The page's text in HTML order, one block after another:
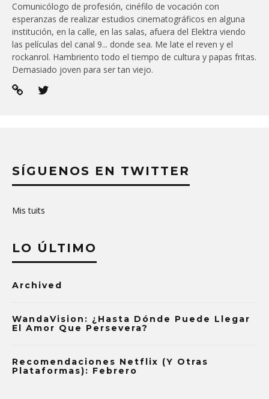
Comunicólogo de profesión, cinéfilo de vocación con
esperanzas de realizar estudios cinematográficos en alguna
institución, en la calle, en las salas, afuera del Elektra viendo
las películas del canal 9... donde sea. Me late el reven y el
rockanrol. Hambriento todo el tiempo de cultura y papas fritas.
Demasiado joven para ser tan viejo.
SÍGUENOS EN TWITTER
Mis tuits
LO ÚLTIMO
Archived
WandaVision: ¿Hasta Dónde Puede Llegar
El Amor Que Persevera?
Recomendaciones Netflix (y Otras
Plataformas): Febrero